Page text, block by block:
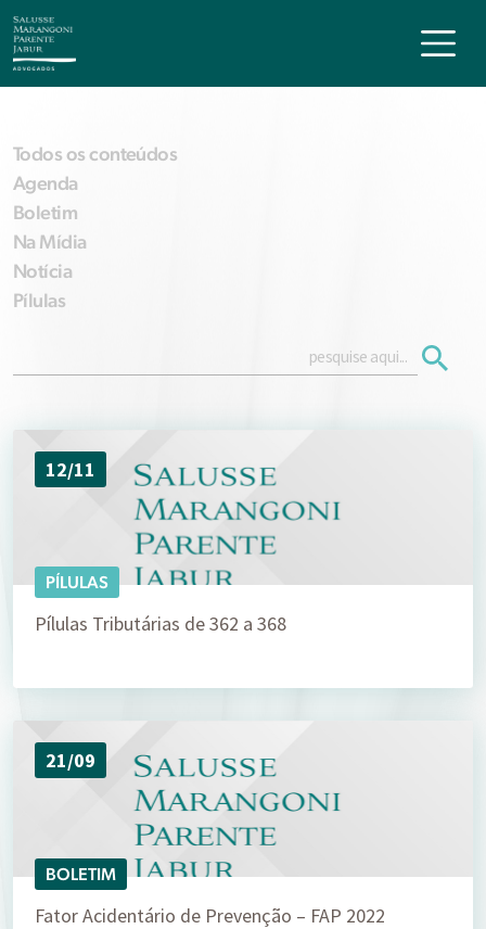
Todos os conteúdos
Agenda
Boletim
Na Mídia
Notícia
Pílulas
12/11
PÍLULAS
Pílulas Tributárias de 362 a 368
21/09
BOLETIM
Fator Acidentário de Prevenção – FAP 2022